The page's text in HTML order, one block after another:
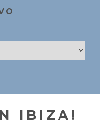
IBIZA!